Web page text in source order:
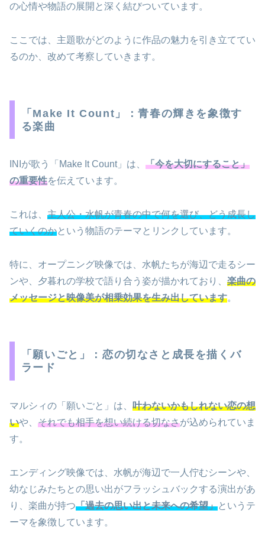
の心情や物語の展開と深く結びついています。
ここでは、主題歌がどのように作品の魅力を引き立ててい
るのか、改めて考察していきます。
「Make It Count」：青春の輝きを象徴す
る楽曲
INIが歌う「Make It Count」は、 「今を大切にすること」
の重要性を伝えています。
これは、 主人公・水帆が青春の中で何を選び、どう成長し
ていくのかという物語のテーマとリンクしています。
特に、オープニング映像では、水帆たちが海辺で走るシー
ンや、夕暮れの学校で語り合う姿が描かれており、 楽曲の
メッセージと映像美が相乗効果を生み出しています。
「願いごと」：恋の切なさと成長を描くバ
ラード
マルシィの「願いごと」は、 叶わないかもしれない恋の想
いや、 それでも相手を想い続ける切なさが込められていま
す。
エンディング映像では、水帆が海辺で一人佇むシーンや、
幼なじみたちとの思い出がフラッシュバックする演出があ
り、楽曲が持つ「過去の思い出と未来への希望」というテ
ーマを象徴しています。